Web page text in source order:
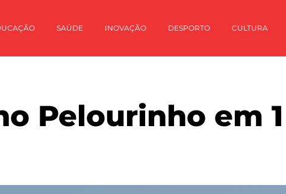
SAÚDE INOVAÇÃO DESPORTO CULTURA
Pelourinho em